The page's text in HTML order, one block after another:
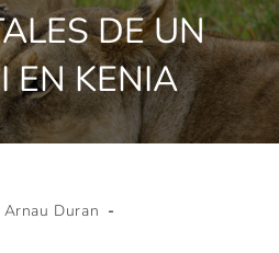
DE UN
EN KENIA
Arnau Duran